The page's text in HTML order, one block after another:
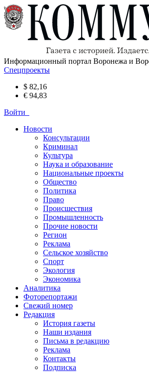
Информационный портал Воронежа и
Спецпроекты
$ 82,16
€ 94,83
Войти
Новости
Консультации
Криминал
Культура
Наука и образование
Национальные проекты
Общество
Политика
Право
Происшествия
Промышленность
Прочие новости
Регион
Реклама
Сельское хозяйство
Спорт
Экология
Экономика
Аналитика
Фоторепортажи
Свежий номер
Редакция
История газеты
Наши издания
Письма в редакцию
Реклама
Контакты
Подписка